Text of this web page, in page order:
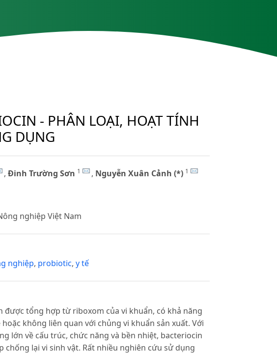
- PHÂN LOẠI, HOẠT TÍNH
DỤNG
, Đinh Trường Sơn 1 , Nguyễn Xuân Cảnh (*) 1
nghiệp Việt Nam
nghiệp, probiotic, y tế
được tổng hợp từ riboxom của vi khuẩn, có khả năng
không liên quan với chủng vi khuẩn sản xuất. Với
lớn về cấu trúc, chức năng và bền nhiệt, bacteriocin
lại vi sinh vật. Rất nhiều nghiên cứu sử dụng